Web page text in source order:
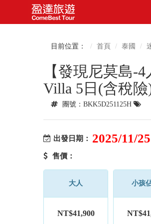
目前位置： 首頁 泰國
【發現尼莫島-
Villa 5日(含稅險
團號：BKK5D251125H
出發日期： 2025/11/25
售價：
大人
NT$41,900
小孩